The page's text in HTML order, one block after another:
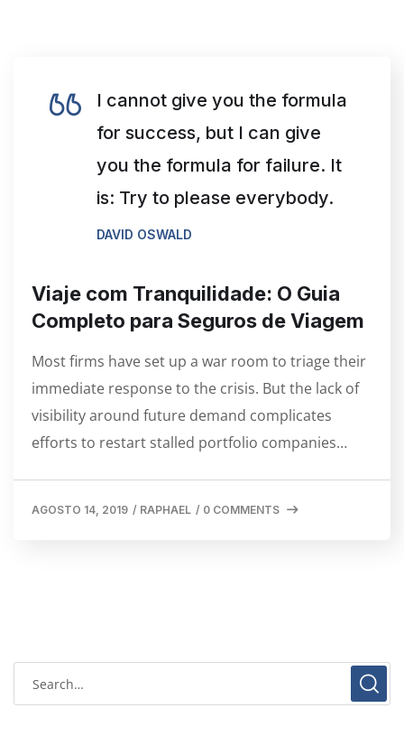
I cannot give you the formula
for success, but I can give
you the formula for failure. It
is: Try to please everybody.
DAVID OSWALD
Viaje com Tranquilidade: O Guia
Completo para Seguros de Viagem
Most firms have set up a war room to triage their
immediate response to the crisis. But the lack of
visibility around future demand complicates
efforts to restart stalled portfolio companies…
AGOSTO 14, 2019 / RAPHAEL / 0 COMMENTS